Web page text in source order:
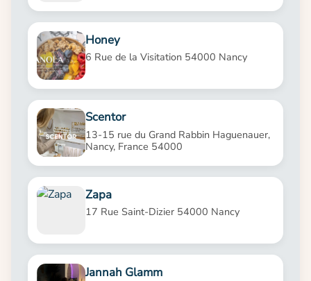
Honey
6 Rue de la Visitation 54000 Nancy
Scentor
13-15 rue du Grand Rabbin Haguenauer,
Nancy, France 54000
Zapa
17 Rue Saint-Dizier 54000 Nancy
Jannah Glamm